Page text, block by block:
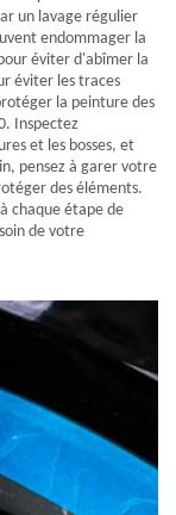
un lavage régulier
endommager la
éviter d'abîmer la
éviter les traces
la peinture des
Inspectez
et les bosses, et
pensez à garer votre
des éléments.
chaque étape de
de votre